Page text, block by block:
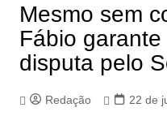
Mesmo sem
Fábio
disputa pelo
Redação 22 de